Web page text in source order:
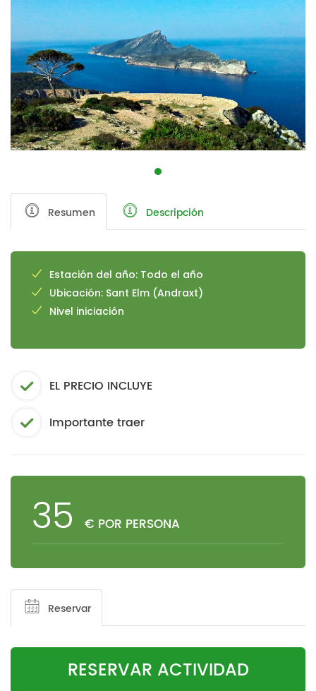
Resumen Descripción
Estación del año: Todo el año
Ubicación: Sant Elm (Andraxt)
Nivel iniciación
EL PRECIO INCLUYE
Importante traer
35 € POR PERSONA
Reservar
RESERVAR ACTIVIDAD